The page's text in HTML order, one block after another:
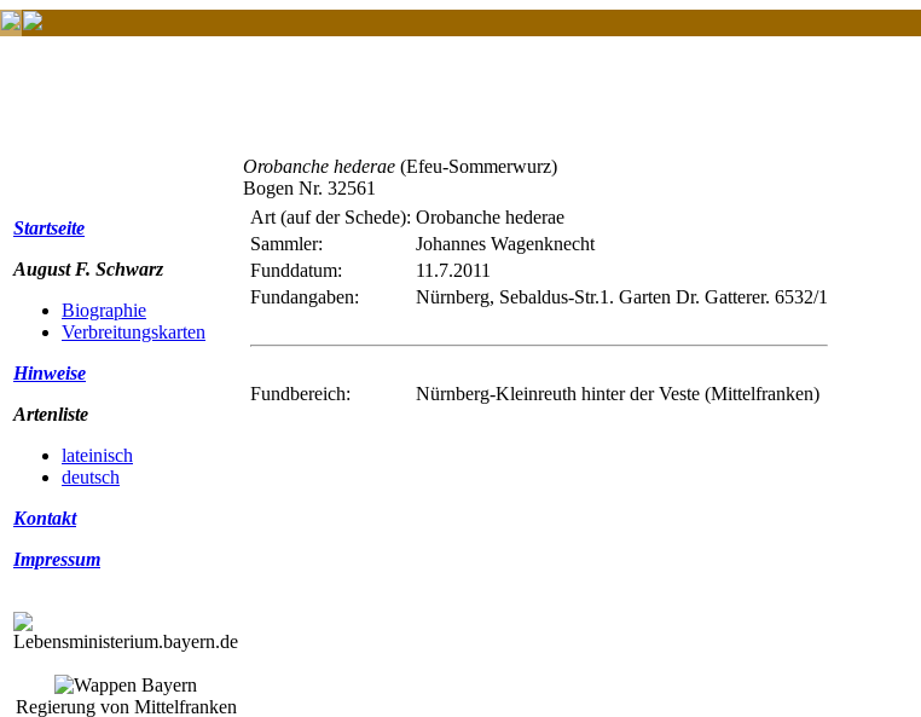
Startseite
August F. Schwarz
Biographie
Verbreitungskarten
Hinweise
Artenliste
lateinisch
deutsch
Kontakt
Impressum
Regierung von Mittelfranken
Orobanche hederae (Efeu-Sommerwurz)
Bogen Nr. 32561
Art (auf der Schede): Orobanche hederae
Sammler:
Johannes Wagenknecht
Funddatum:
11.7.2011
Fundangaben:
Nürnberg, Sebaldus-Str.1. Garten Dr. Gatterer. 6532/1
Fundbereich: Nürnberg-Kleinreuth hinter der Veste (Mittelfranken)